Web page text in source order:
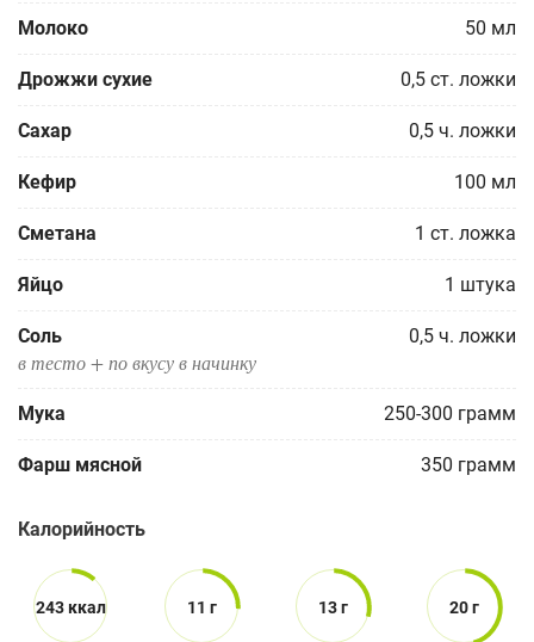
Молоко 50 мл
Дрожжи сухие 0,5 ст. ложки
Сахар 0,5 ч. ложки
Кефир 100 мл
Сметана 1 ст. ложка
Яйцо 1 штука
Соль 0,5 ч. ложки
в тесто + по вкусу в начинку
Мука 250-300 грамм
Фарш мясной 350 грамм
Калорийность
243 ккал 11 г 13 г 20 г